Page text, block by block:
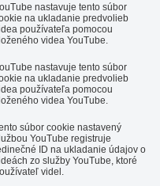
nastavuje tento súbor
na ukladanie predvolieb
používateľa pomocou
videa YouTube.
nastavuje tento súbor
na ukladanie predvolieb
používateľa pomocou
videa YouTube.
súbor cookie nastavený
YouTube registruje
ID na ukladanie údajov o
zo služby YouTube, ktoré
videl.